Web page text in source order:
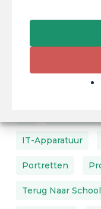
Voortgezette
IT-Apparatuur
Portretten
Terug Naar School